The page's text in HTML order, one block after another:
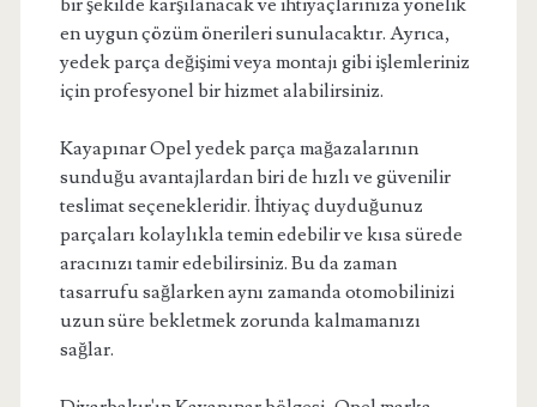
bir şekilde karşılanacak ve ihtiyaçlarınıza yönelik
en uygun çözüm önerileri sunulacaktır. Ayrıca,
yedek parça değişimi veya montajı gibi işlemleriniz
için profesyonel bir hizmet alabilirsiniz.
Kayapınar Opel yedek parça mağazalarının
sunduğu avantajlardan biri de hızlı ve güvenilir
teslimat seçenekleridir. İhtiyaç duyduğunuz
parçaları kolaylıkla temin edebilir ve kısa sürede
aracınızı tamir edebilirsiniz. Bu da zaman
tasarrufu sağlarken aynı zamanda otomobilinizi
uzun süre bekletmek zorunda kalmamanızı
sağlar.